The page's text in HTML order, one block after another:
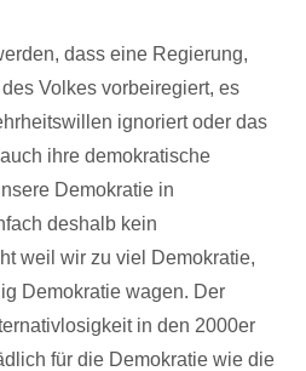
dass eine Regierung,
Volkes vorbeiregiert, es
ignoriert oder das
ihre demokratische
Demokratie in
deshalb kein
weil wir zu viel Demokratie,
Demokratie wagen. Der
in den 2000er
für die Demokratie wie die